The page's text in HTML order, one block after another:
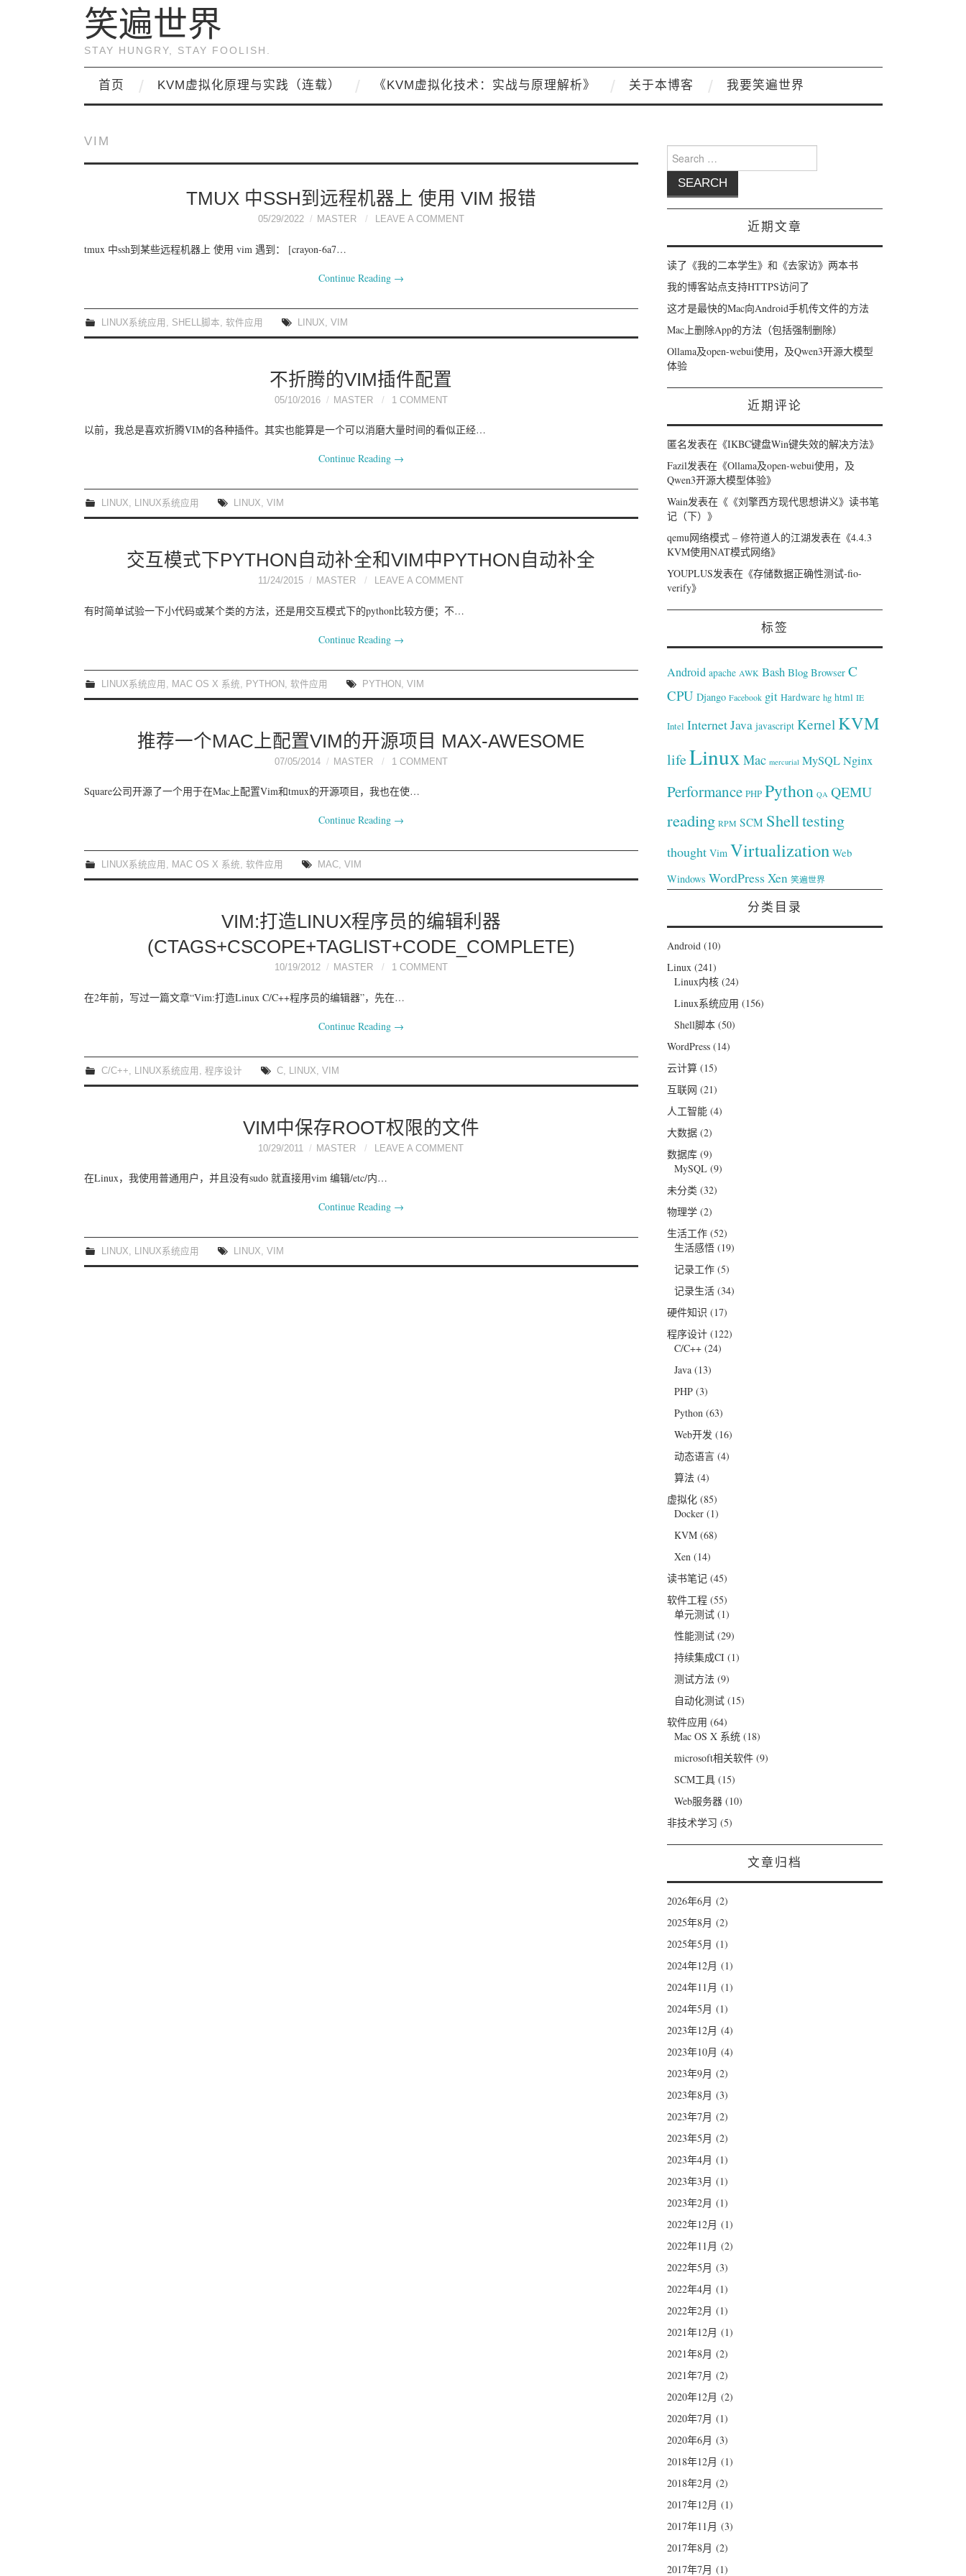
笑遍世界
STAY HUNGRY, STAY FOOLISH.
首页 KVM虚拟化原理与实践（连载） 《KVM虚拟化技术：实战与原理解析》 关于本博客 我要笑遍世界
VIM
TMUX 中SSH到远程机器上 使用 VIM 报错
05/29/2022 MASTER LEAVE A COMMENT
tmux 中ssh到某些远程机器上 使用 vim 遇到： [crayon-6a7…
Continue Reading →
LINUX系统应用 SHELL脚本 软件应用 LINUX VIM
不折腾的VIM插件配置
05/10/2016 MASTER 1 COMMENT
以前，我总是喜欢折腾VIM的各种插件。其实也能算是一个可以消磨大量时间的看似正经…
Continue Reading →
LINUX, LINUX系统应用 LINUX, VIM
交互模式下PYTHON自动补全和VIM中PYTHON自动补全
11/24/2015 MASTER LEAVE A COMMENT
有时简单试验一下小代码或某个类的方法，还是用交互模式下的python比较方便；不…
Continue Reading →
LINUX系统应用 MAC OS X 系统 PYTHON 软件应用 PYTHON VIM
推荐一个MAC上配置VIM的开源项目 MAX-AWESOME
07/05/2014 MASTER 1 COMMENT
Square公司开源了一个用于在Mac上配置Vim和tmux的开源项目，我也在使…
Continue Reading →
LINUX系统应用 , MAC OS X 系统, 软件应用 MAC, VIM
VIM:打造LINUX程序员的编辑利器
(CTAGS+CSCOPE+TAGLIST+CODE_COMPLETE)
10/19/2012 MASTER 1 COMMENT
在2年前，写过一篇文章“Vim:打造Linux C/C++程序员的编辑器”，先在…
Continue Reading →
C/C++ LINUX系统应用 程序设计 C, LINUX VIM
VIM中保存ROOT权限的文件
10/29/2011 MASTER LEAVE A COMMENT
在Linux，我使用普通用户，并且没有sudo 就直接用vim 编辑/etc/内…
Continue Reading →
LINUX, LINUX系统应用 LINUX, VIM
Search for:
近期文章
读了《我的二本学生》和《去家访》两本书
我的博客站点支持HTTPS访问了
这才是最快的Mac向Android手机传文件的方法
Mac上删除App的方法（包括强制删除）
Ollama及open-webui使用，及Qwen3开源大模型
体验
近期评论
匿名发表在《IKBC键盘Win键失效的解决方法》
Fazil发表在《Ollama及open-webui使用，及
Qwen3开源大模型体验》
Wain发表在《《刘擎西方现代思想讲义》读书笔
记（下） 》
qemu网络模式 – 修符道人的江湖发表在《4.4.3
KVM使用NAT模式网络》
YOUPLUS发表在《存储数据正确性测试-fio-
verify》
标签
Android apache AWK Bash Blog Browser C
CPU Django Facebook git Hardware hg html IE
Intel InternetJava javascript Kernel KVM
lifeLinux Mac mercurial MySQL Nginx
Performance PHP Python QA QEMU
reading RPM SCM Shelltesting
thought Vim Virtualization Web
Windows WordPress Xen 笑遍世界
分类目录
Android(10)
Linux(241)
Linux内核(24)
Linux系统应用 (156)
Shell脚本(50)
WordPress(14)
云计算(15)
互联网 (21)
人工智能(4)
大数据(2)
数据库(9)
MySQL(9)
未分类 (32)
物理学(2)
生活工作(52)
生活感悟(19)
记录工作(5)
记录生活(34)
硬件知识 (17)
程序设计(122)
C/C++(24)
Java(13)
PHP(3)
Python(63)
Web开发 (16)
动态语言(4)
算法(4)
虚拟化(85)
Docker(1)
KVM(68)
Xen(14)
读书笔记(45)
软件工程(55)
单元测试(1)
性能测试(29)
持续集成CI(1)
测试方法(9)
自动化测试(15)
软件应用 (64)
Mac OS X 系统(18)
microsoft相关软件(9)
SCM工具(15)
Web服务器(10)
非技术学习 (5)
文章归档
2026年6月 (2)
2025年8月 (2)
2025年5月 (1)
2024年12月 (1)
2024年11月 (1)
2024年5月 (1)
2023年12月 (4)
2023年10月 (4)
2023年9月 (2)
2023年8月 (3)
2023年7月 (2)
2023年5月 (2)
2023年4月 (1)
2023年3月 (1)
2023年2月 (1)
2022年12月 (1)
2022年11月 (2)
2022年5月 (3)
2022年4月 (1)
2022年2月 (1)
2021年12月 (1)
2021年8月 (2)
2021年7月 (2)
2020年12月 (2)
2020年7月 (1)
2020年6月 (3)
2018年12月 (1)
2018年2月 (2)
2017年12月 (1)
2017年11月 (3)
2017年8月 (2)
2017年7月 (1)